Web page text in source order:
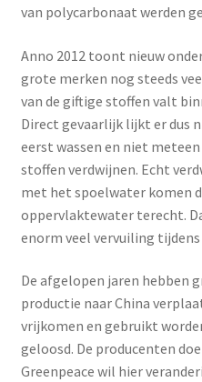
van polycarbonaat werden
Anno 2012 toont nieuw
grote merken nog steeds
van de giftige stoffen valt
Direct gevaarlijk lijkt er dus
eerst wassen en niet
stoffen verdwijnen. Echt
met het spoelwater komen
oppervlaktewater terecht.
enorm veel vervuiling
De afgelopen jaren hebben
productie naar China
vrijkomen en gebruikt
geloosd. De producenten
Greenpeace wil hier